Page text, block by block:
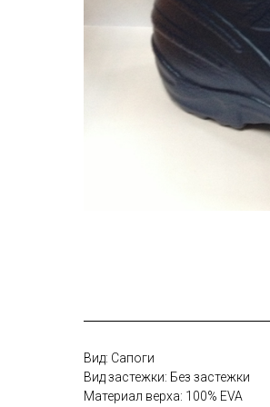
Вид: Сапоги
Вид застежки: Без застежки
Материал верха: 100% EVA